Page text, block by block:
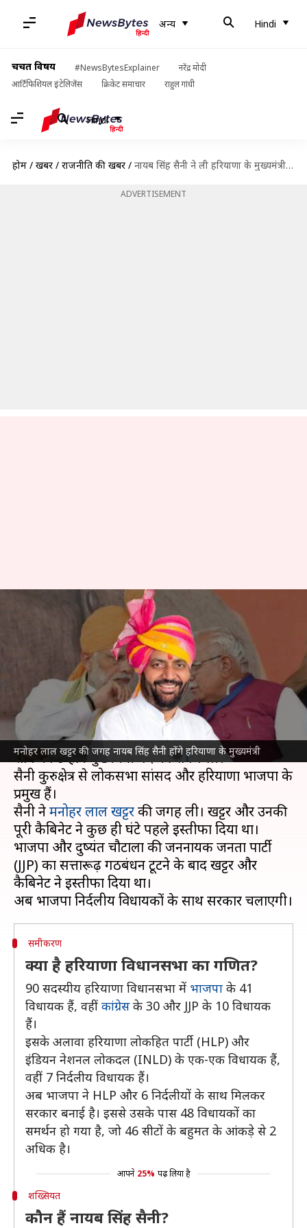
अन्य Hindi
चर्चित विषय #NewsBytesExplainer
नरेंद्र मोदी
आर्टिफिशियल इंटेलिजेंस
क्रिकेट समाचार राहुल गांधी
Hindi
होम / खबरें / राजनीति की खबरें / नायब सिंह सैनी ने ली हरियाणा के मुख्यमंत्री पद की शपथ, खट्टर की जगह ली
ADVERTISEMENT
मनोहर लाल खट्टर की जगह नायब सिंह सैनी होंगे हरियाणा के मुख्यमंत्री
नायब सिंह सैनी ने ली हरियाणा के
मुख्यमंत्री पद की शपथ, खट्टर की
जगह ली
संपादन गजेंद्र Mar 12, 2024 05:27 pm
क्या है खबर?
नायब सिंह सैनीहरियाणाके नए मुख्यमंत्री बने हैं। आज
शाम को उन्होंने मुख्यमंत्री पद की शपथ ली।
सैनी कुरुक्षेत्र से लोकसभा सांसद और हरियाणा भाजपा के
प्रमुख हैं।
सैनी नेमनोहर लाल खट्टरकी जगह ली। खट्टर और उनकी
पूरी कैबिनेट ने कुछ ही घंटे पहले इस्तीफा दिया था।
भाजपा और दुष्यंत चौटाला की जननायक जनता पार्टी
(JJP) का सत्तारूढ़ गठबंधन टूटने के बाद खट्टर और
कैबिनेट ने इस्तीफा दिया था।
समीकरण
क्या है हरियाणा विधानसभा का गणित?
90 सदस्यीय हरियाणा विधानसभा में भाजपा के 41
विधायक हैं, वहीं कांग्रेसके 30 और JJP के 10 विधायक
हैं।
इसके अलावा हरियाणा लोकहित पार्टी (HLP) और
इंडियन नेशनल लोकदल (INLD) के एक-एक विधायक हैं,
वहीं 7 निर्दलीय विधायक हैं।
अब भाजपा ने HLP और 6 निर्दलीयों के साथ मिलकर
सरकार बनाई है। इससे उसके पास 48 विधायकों का
समर्थन हो गया है, जो 46 सीटों के बहुमत के आंकड़े से 2
अधिक है।
आपने 25% पढ़ लिया है
शख्सियत
कौन हैं नायब सिंह सैनी?